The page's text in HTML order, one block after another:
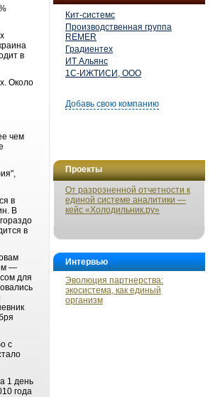
Кит-системс
Производственная группа
REMER
Градиентех
ИТ Альянс
1С-ИЖТИСИ, ООО
Добавь свою компанию
Проекты
От разрозненной отчетности к
единой системе аналитики —
кейс «Холодильник.ру»
Интервью
Эволюция партнерства:
экосистема, как единый
организм
в
Около
чем
в
В
в
—
для
с
1 день
года